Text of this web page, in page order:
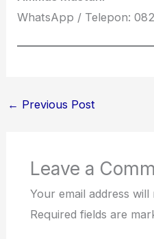
WhatsApp / Telepon:
← Previous Post
Leave a
Your email address
Required fields are